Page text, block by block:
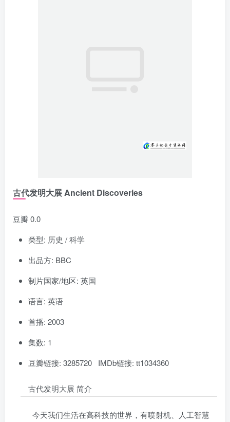
古代发明大展 Ancient Discoveries
豆瓣 0.0
类型: 历史 / 科学
出品方: BBC
制片国家/地区: 英国
语言: 英语
首播: 2003
集数: 1
豆瓣链接: 3285720 IMDb链接: tt1034360
古代发明大展 简介
今天我们生活在高科技的世界，有喷射机、人工智慧